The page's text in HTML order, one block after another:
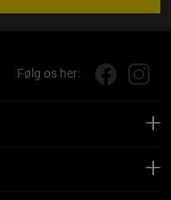
Følg os her: